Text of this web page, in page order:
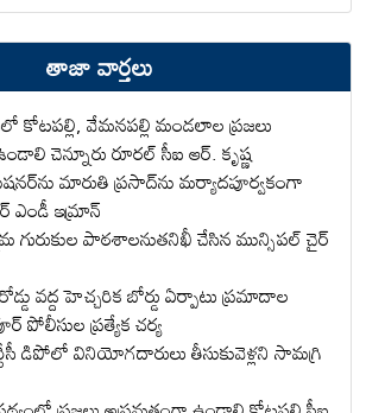
తాజా వార్తలు
కోటపల్లి, వేమనపల్లి మండలాల ప్రజలు
చెన్నూరు రూరల్ సీఐ ఆర్. కృష్ణ
మారుతి ప్రసాద్‌ను మర్యాదపూర్వకంగా
ఎండీ ఇమ్రాన్
గురుకుల పాఠశాలనుతనిఖీ చేసిన మున్సిపల్ చైర్
వద్ద హెచ్చరిక బోర్డు ఏర్పాటు ప్రమాదాల
పోలీసుల ప్రత్యేక చర్య
డిపోలో వినియోగదారులు తీసుకువెళ్లని సామగ్రి